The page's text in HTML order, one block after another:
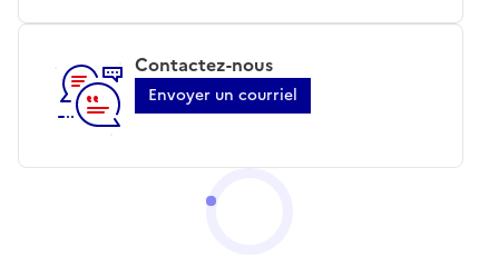
Contactez-nous
Envoyer un courriel